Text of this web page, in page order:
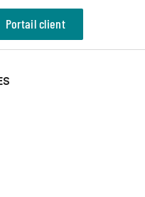
Portail client